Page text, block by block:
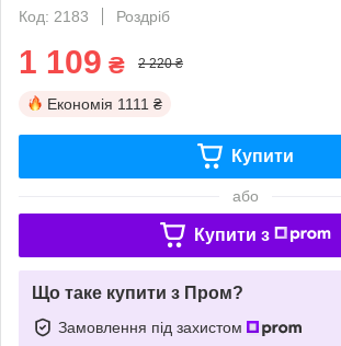
Код: 2183
Роздріб
1 109 ₴ 2 220 ₴
Економія 1111 ₴
Купити
або
Купити з
Що таке купити з Пром?
Замовлення під захистом